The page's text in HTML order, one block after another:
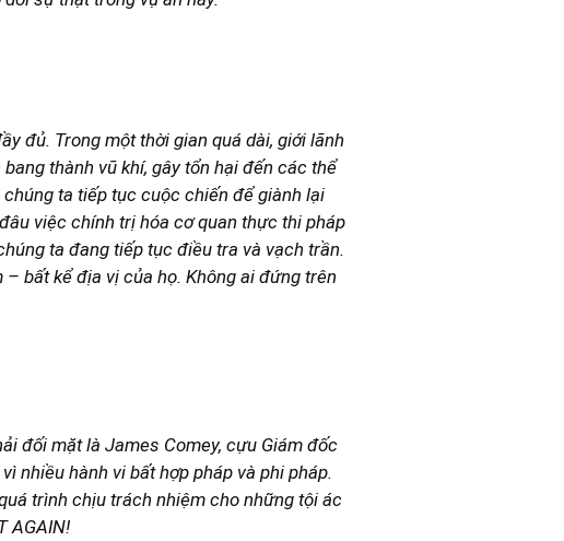
đủ. Trong một thời gian quá dài, giới lãnh
thành vũ khí, gây tổn hại đến các thể
ta tiếp tục cuộc chiến để giành lại
việc chính trị hóa cơ quan thực thi pháp
ta đang tiếp tục điều tra và vạch trần.
bất kể địa vị của họ. Không ai đứng trên
đối mặt là James Comey, cựu Giám đốc
nhiều hành vi bất hợp pháp và phi pháp.
trình chịu trách nhiệm cho những tội ác
AGAIN!